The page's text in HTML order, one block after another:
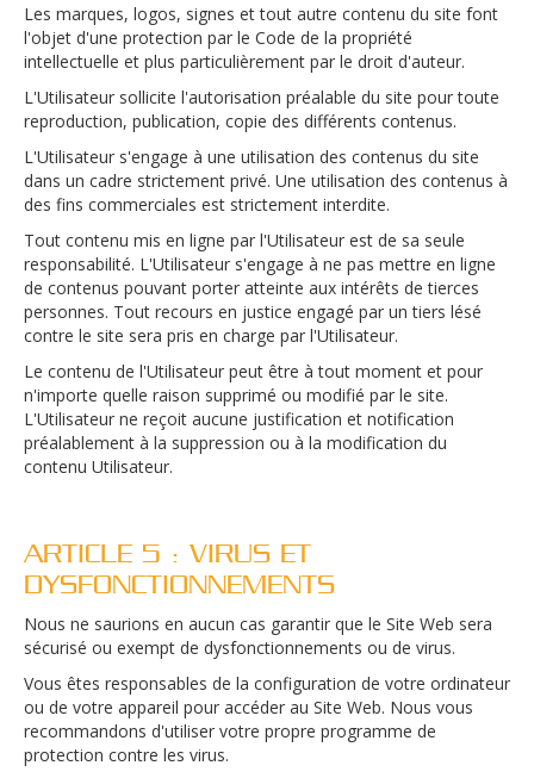
Les marques, logos, signes et tout autre contenu du site font
l'objet d'une protection par le Code de la propriété
intellectuelle et plus particulièrement par le droit d'auteur.
L'Utilisateur sollicite l'autorisation préalable du site pour toute
reproduction, publication, copie des différents contenus.
L'Utilisateur s'engage à une utilisation des contenus du site
dans un cadre strictement privé. Une utilisation des contenus à
des fins commerciales est strictement interdite.
Tout contenu mis en ligne par l'Utilisateur est de sa seule
responsabilité. L'Utilisateur s'engage à ne pas mettre en ligne
de contenus pouvant porter atteinte aux intérêts de tierces
personnes. Tout recours en justice engagé par un tiers lésé
contre le site sera pris en charge par l'Utilisateur.
Le contenu de l'Utilisateur peut être à tout moment et pour
n'importe quelle raison supprimé ou modifié par le site.
L'Utilisateur ne reçoit aucune justification et notification
préalablement à la suppression ou à la modification du
contenu Utilisateur.
ARTICLE 5 : VIRUS ET
DYSFONCTIONNEMENTS
Nous ne saurions en aucun cas garantir que le Site Web sera
sécurisé ou exempt de dysfonctionnements ou de virus.
Vous êtes responsables de la configuration de votre ordinateur
ou de votre appareil pour accéder au Site Web. Nous vous
recommandons d'utiliser votre propre programme de
protection contre les virus.